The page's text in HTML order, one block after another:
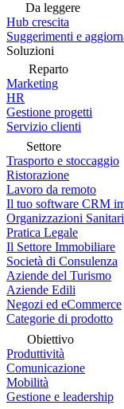
Da leggere
Hub crescita
Suggerimenti e
Soluzioni
Reparto
Marketing
HR
Gestione progetti
Servizio clienti
Settore
Trasporto e stoccaggio
Ristorazione
Lavoro da remoto
Il tuo software CRM
Organizzazioni
Pratica Legale
Il Settore Immobiliare
Società di Consulenza
Aziende del Turismo
Aziende Edili
Negozi ed eCommerce
Categorie di prodotto
Obiettivo
Produttività
Comunicazione
Mobilità
Gestione e leadership